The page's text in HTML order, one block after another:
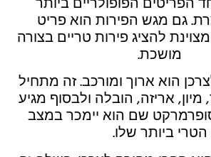
הפריטים הפופולריים ביותר
גם מגש הפירות הוא פריט
להציג פירות טריים בצורה
מושכת.
הוא ארוך ומורכב. זה מתחיל
אריזה, הובלה ולבסוף מגיע
שם הוא יימכר במצב
הטרי ביותר שלו.